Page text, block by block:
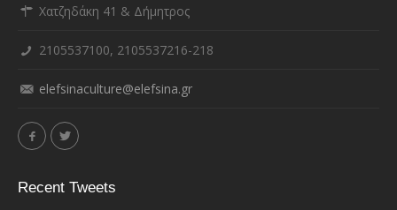
Χατζηδάκη 41 & Δήμητρος
2105537100, 2105537216-218
elefsinaculture@elefsina.gr
Recent Tweets